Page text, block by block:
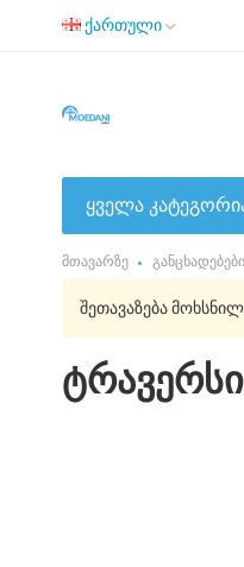
ქართული
ყველა
მთავარზე
შეთავაზება